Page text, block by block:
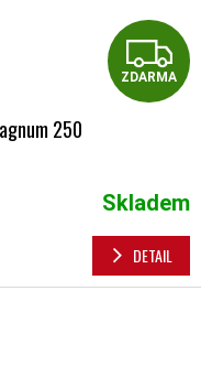
ZDARMA
250
Skladem
DETAIL